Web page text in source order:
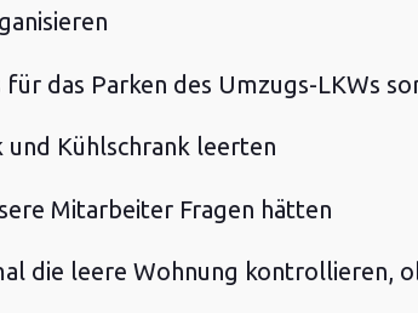
das Parken des Umzugs-LKWs
und Kühlschrank leerten
Mitarbeiter Fragen hätten
die leere Wohnung kontrollieren,